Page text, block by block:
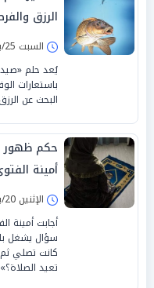
الرزق
السبت 25/يوليو/2026 - 07:54 م
يُعد حلم «صيد
باستعارات
البحث عن
حكم ظهور
أمينة
الإثنين 20/يوليو/2026 - 10:41 م
أجابت أمينة
سؤال يشغل
كانت تصلي
تعيد